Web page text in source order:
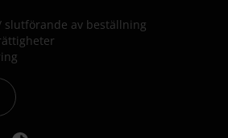
slutförande av beställning